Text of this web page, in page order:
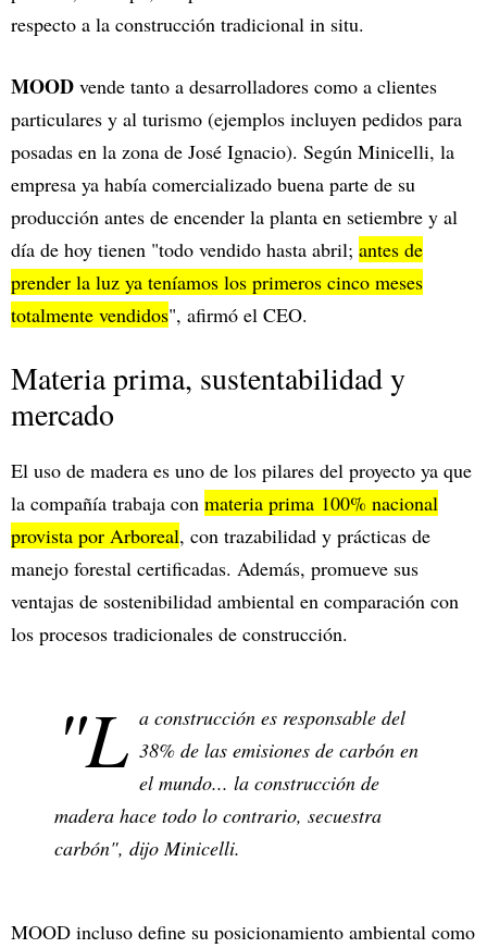
respecto a la construcción tradicional in situ.
MOOD vende tanto a desarrolladores como a clientes
particulares y al turismo (ejemplos incluyen pedidos para
posadas en la zona de José Ignacio). Según Minicelli, la
empresa ya había comercializado buena parte de su
producción antes de encender la planta en setiembre y al
día de hoy tienen "todo vendido hasta abril; antes de
prender la luz ya teníamos los primeros cinco meses
totalmente vendidos", afirmó el CEO.
Materia prima, sustentabilidad y
mercado
El uso de madera es uno de los pilares del proyecto ya que
la compañía trabaja con materia prima 100% nacional
provista por Arboreal, con trazabilidad y prácticas de
manejo forestal certificadas. Además, promueve sus
ventajas de sostenibilidad ambiental en comparación con
los procesos tradicionales de construcción.
"L a construcción es responsable del
38% de las emisiones de carbón en
el mundo... la construcción de
madera hace todo lo contrario, secuestra
carbón", dijo Minicelli.
MOOD incluso define su posicionamiento ambiental como